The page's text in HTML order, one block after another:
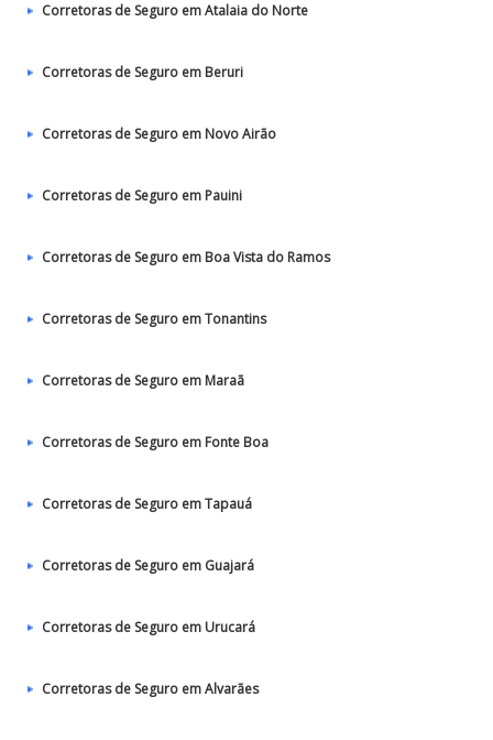
Corretoras de Seguro em Atalaia do Norte
Corretoras de Seguro em Beruri
Corretoras de Seguro em Novo Airão
Corretoras de Seguro em Pauini
Corretoras de Seguro em Boa Vista do Ramos
Corretoras de Seguro em Tonantins
Corretoras de Seguro em Maraã
Corretoras de Seguro em Fonte Boa
Corretoras de Seguro em Tapauá
Corretoras de Seguro em Guajará
Corretoras de Seguro em Urucará
Corretoras de Seguro em Alvarães